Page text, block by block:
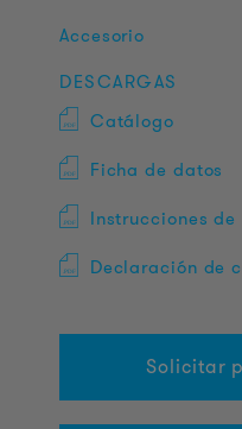
Accesorio
DESCARGAS
Catálogo
Ficha de datos
Instrucciones de
Declaración de
Solicitar